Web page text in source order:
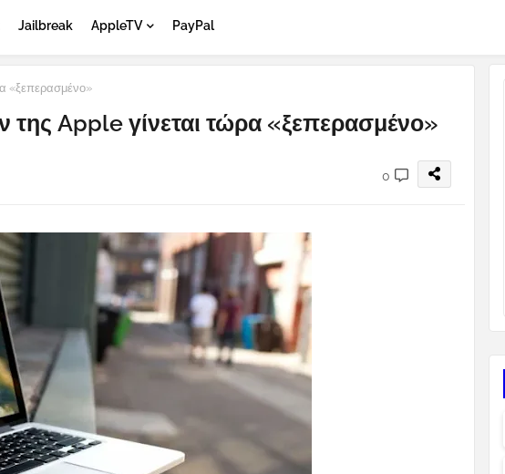
Jailbreak AppleTV PayPal
«ξεπερασμένο»
Apple γίνεται τώρα «ξεπερασμένο»
0